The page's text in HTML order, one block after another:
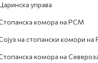
управa
комора на РСМ
на стопански комори
комора на